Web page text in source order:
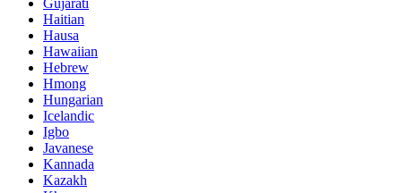
Gujarati
Haitian
Hausa
Hawaiian
Hebrew
Hmong
Hungarian
Icelandic
Igbo
Javanese
Kannada
Kazakh